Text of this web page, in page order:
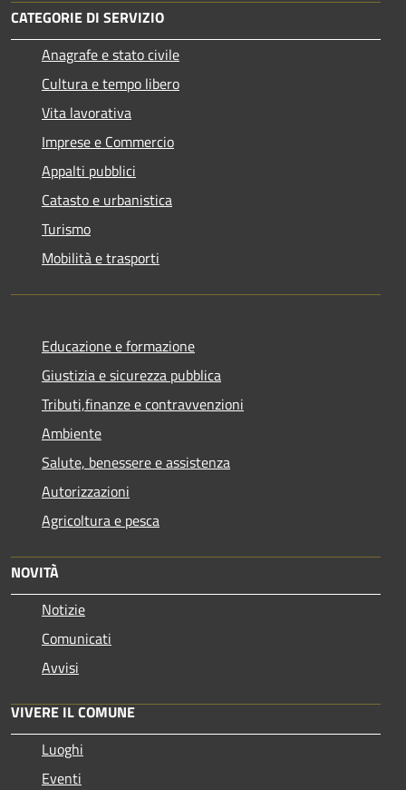
CATEGORIE DI SERVIZIO
Anagrafe e stato civile
Cultura e tempo libero
Vita lavorativa
Imprese e Commercio
Appalti pubblici
Catasto e urbanistica
Turismo
Mobilità e trasporti
Educazione e formazione
Giustizia e sicurezza pubblica
Tributi,finanze e contravvenzioni
Ambiente
Salute, benessere e assistenza
Autorizzazioni
Agricoltura e pesca
NOVITÀ
Notizie
Comunicati
Avvisi
VIVERE IL COMUNE
Luoghi
Eventi